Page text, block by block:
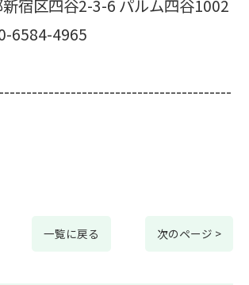
宿区四谷2-3-6 パルム四谷1002
6584-4965
一覧に戻る 次のページ >